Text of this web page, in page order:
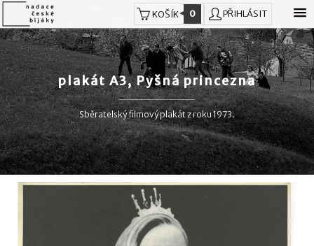
PŘIHLÁSIT
KOŠÍK 0
plakát A3, Pyšná princezna
Sběratelský filmový plakát z roku 1973.